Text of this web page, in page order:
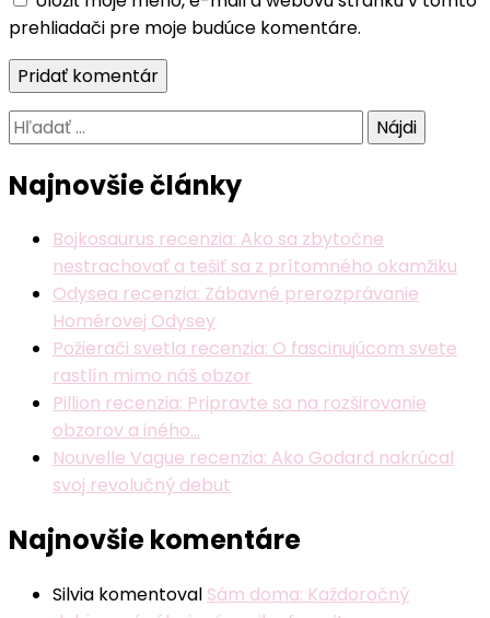
prehliadači pre moje budúce komentáre.
Hľadať:
Najnovšie články
Bojkosaurus recenzia: Ako sa zbytočne
nestrachovať a tešiť sa z prítomného okamžiku
Odysea recenzia: Zábavné prerozprávanie
Homérovej Odysey
Požierači svetla recenzia: O fascinujúcom svete
rastlín mimo náš obzor
Pillion recenzia: Pripravte sa na rozširovanie
obzorov a iného…
Nouvelle Vague recenzia: Ako Godard nakrúcal
svoj revolučný debut
Najnovšie komentáre
Silvia komentoval Sám doma: Každoročný